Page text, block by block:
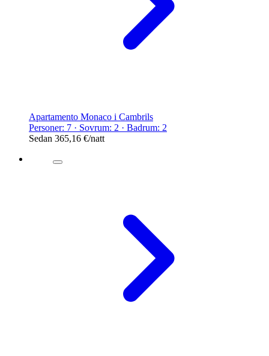
Apartamento Monaco i Cambrils
Personer: 7 · Sovrum: 2 · Badrum: 2
Sedan 365,16 €/natt